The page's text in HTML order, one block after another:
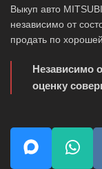
Выкуп авто
независимо от
продать по
Независимо
оценку